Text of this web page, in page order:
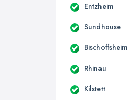
Entzheim
Sundhouse
Bischoffsheim
Rhinau
Kilstett